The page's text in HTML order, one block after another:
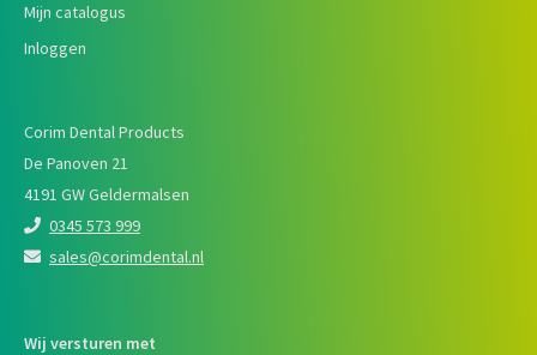
Mijn catalogus
Inloggen
Corim Dental Products
De Panoven 21
4191 GW Geldermalsen
0345 573 999
sales@corimdental.nl
Wij versturen met